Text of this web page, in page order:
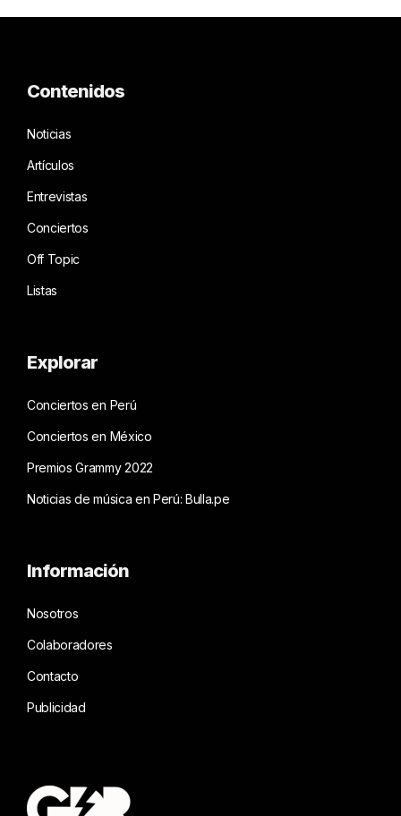
Contenidos
Noticias
Artículos
Entrevistas
Conciertos
Off Topic
Listas
Explorar
Conciertos en Perú
Conciertos en México
Premios Grammy 2022
Noticias de música en Perú: Bulla.pe
Información
Nosotros
Colaboradores
Contacto
Publicidad